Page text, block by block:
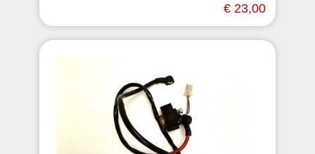
€ 23,00